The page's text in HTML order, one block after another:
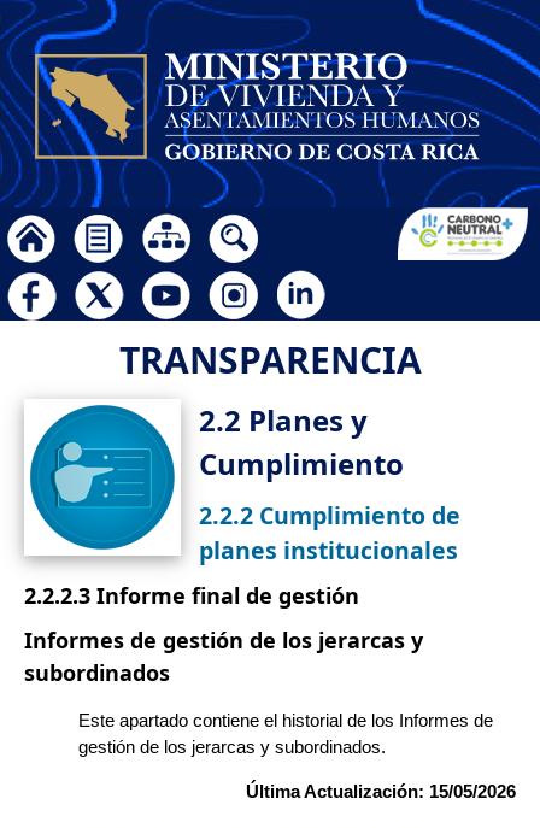
TRANSPARENCIA
2.2 Planes y
Cumplimiento
2.2.2 Cumplimiento de
planes institucionales
2.2.2.3 Informe final de gestión
Informes de gestión de los jerarcas y
subordinados
Este apartado contiene el historial de los Informes de
gestión de los jerarcas y subordinados.
Última Actualización: 15/05/2026